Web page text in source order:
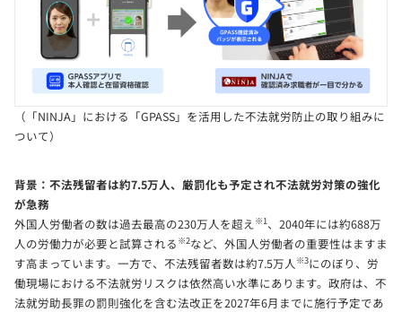
（「NINJA」における「GPASS」を活用した不法就労防止の取り組みに
ついて）
背景：不法残留者は約7.5万人、厳罰化も予定され不法就労対策の強化
が急務
外国人労働者の数は過去最高の230万人を超え ※1、2040年には約688万
人の労働力が必要と試算される ※2など、外国人労働者の重要性はますま
す高まっています。一方で、不法残留者数は約7.5万人 ※3にのぼり、労
働現場における不法就労リスクは依然高い水準にあります。政府は、不
法就労助長罪の罰則強化を含む法改正を2027年6月までに施行予定であ